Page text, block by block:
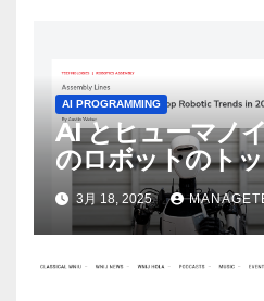
AI PROGRAMMING
AI とヒューマノ
のロボットのトッ
ASSEMBLY
3月 18, 2025